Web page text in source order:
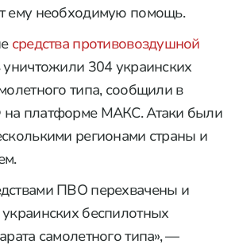
ему необходимую помощь.
средства противовоздушной
304 украинских
типа, сообщили в
платформе МАКС. Атаки были
регионами страны и
ПВО перехвачены и
беспилотных
самолетного типа», —